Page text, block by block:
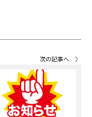
次の記事へ 〉